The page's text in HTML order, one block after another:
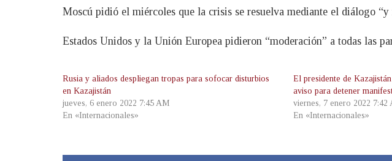
Moscú pidió el miércoles que la crisis se resuelva mediante el diálogo
Estados Unidos y la Unión Europea pidieron “moderación” a todas las
Rusia y aliados despliegan tropas para sofocar disturbios
en Kazajistán
jueves, 6 enero 2022 7:45 AM
En «Internacionales»
El presidente de
aviso para detener
viernes, 7 enero 2022 7:42
En «Internacionales»